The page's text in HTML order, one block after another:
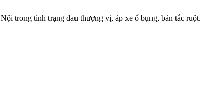
trong tình trạng đau thượng vị, áp xe ổ bụng, bán tắc ruột.